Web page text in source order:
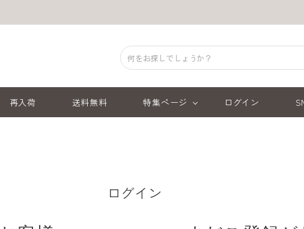
再入荷 送料無料 特集ページ ログイン
ログイン